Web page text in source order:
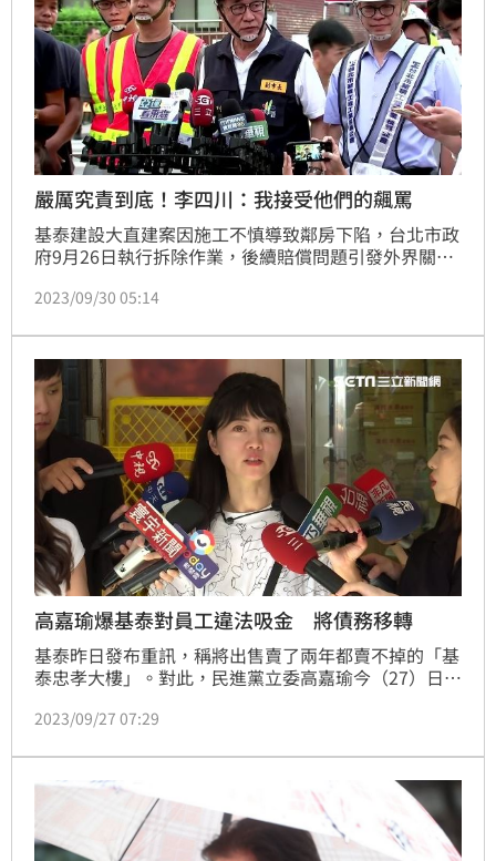
嚴厲究責到底！李四川：我接受他們的飆罵
基泰建設大直建案因施工不慎導致鄰房下陷，台北市政
府9月26日執行拆除作業，後續賠償問題引發外界關
的家沒了，「接受他們的飆罵、抱怨、陳情、也有感
2023/09/30 05:14
高嘉瑜爆基泰對員工違法吸金 將債務移轉
基泰昨日發布重訊，稱將出售賣了兩年都賣不掉的「基
泰忠孝大樓」。對此，民進黨立委高嘉瑜今（27）日表
邀請員工參與投資中國並保證獲利」，後來無法獲利還
大樓股權」，且僅有一張通知函，實則根本沒人知道擁
有的是何種權利！
2023/09/27 07:29